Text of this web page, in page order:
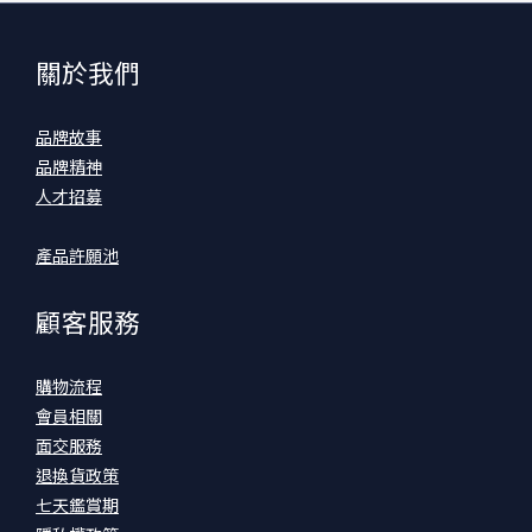
關於我們
品牌故事
品牌精神
人才招募
產品許願池
顧客服務
購物流程
會員相關
面交服務
退換貨政策
七天鑑賞期